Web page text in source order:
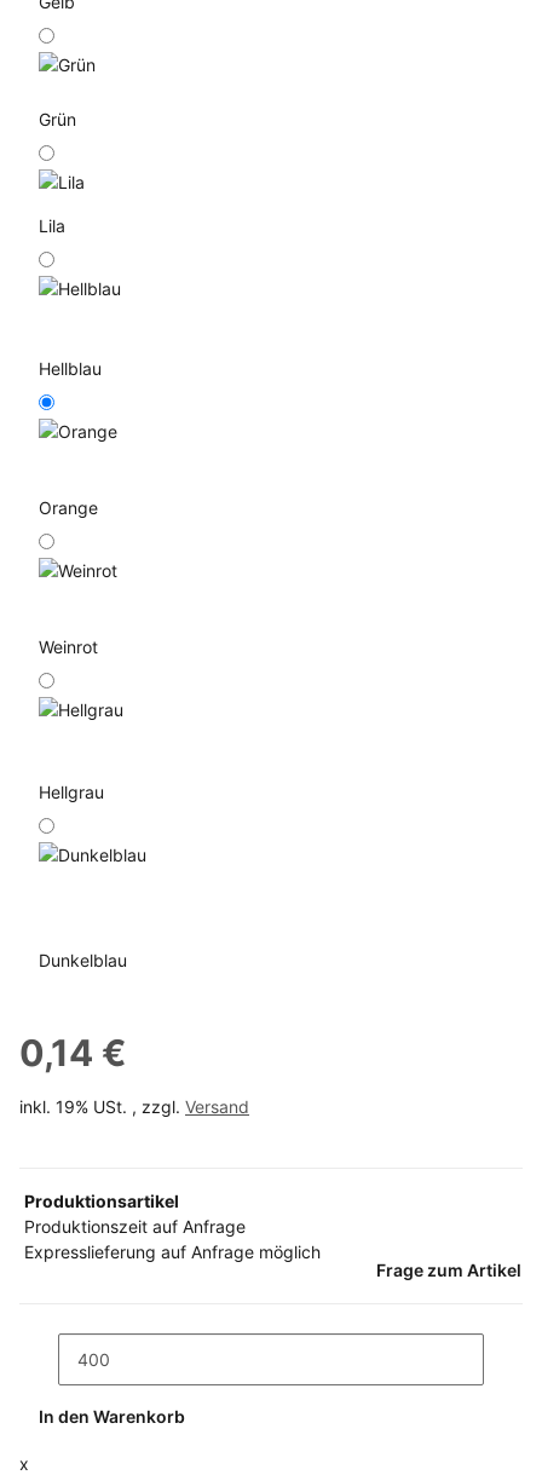
Grün
Lila
Hellblau
Orange
Weinrot
Hellgrau
Dunkelblau
0,14 €
inkl. 19% USt. , zzgl. Versand
Produktionsartikel
Produktionszeit auf Anfrage
Expresslieferung auf Anfrage möglich
Frage zum Artikel
In den Warenkorb
x